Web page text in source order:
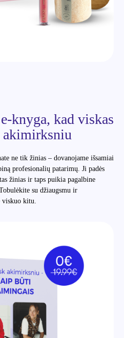
knyga, kad viskas
akimirksniu
ne tik žinias – dovanojame išsamiai
profesionalių patarimų. Ji padės
žinias ir taps puikia pagalbine
su džiaugsmu ir
kitu.